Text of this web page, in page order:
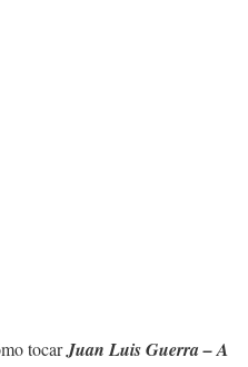
tocarJuan Luis Guerra – A